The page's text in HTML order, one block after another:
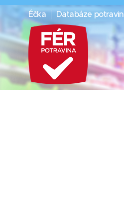
Éčka Databáze potravin